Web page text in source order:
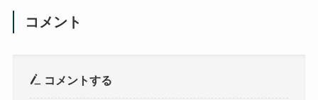
コメント
コメントする